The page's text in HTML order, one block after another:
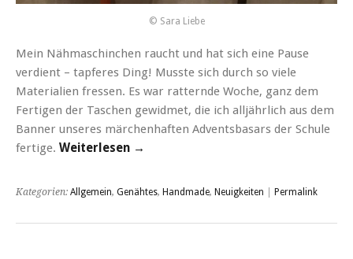
© Sara Liebe
Mein Nähmaschinchen raucht und hat sich eine Pause
verdient – tapferes Ding! Musste sich durch so viele
Materialien fressen. Es war ratternde Woche, ganz dem
Fertigen der Taschen gewidmet, die ich alljährlich aus dem
Banner unseres märchenhaften Adventsbasars der Schule
fertige. Weiterlesen →
Kategorien: Allgemein, Genähtes, Handmade, Neuigkeiten Permalink